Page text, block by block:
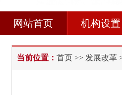
网站首页 机构设置
当前位置： 首页 >> 发展改革